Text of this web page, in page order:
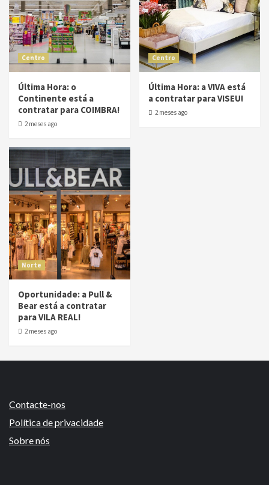
Centro
Última Hora: o
Continente está a
contratar para COIMBRA!
2 meses ago
Centro
Última Hora: a VIVA está
a contratar para VISEU!
2 meses ago
Norte
Oportunidade: a Pull &
Bear está a contratar
para VILA REAL!
2 meses ago
Contacte-nos
Política de privacidade
Sobre nós